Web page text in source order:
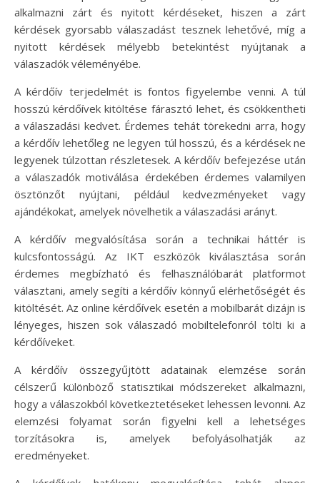
alkalmazni zárt és nyitott kérdéseket, hiszen a zárt
kérdések gyorsabb válaszadást tesznek lehetővé, míg a
nyitott kérdések mélyebb betekintést nyújtanak a
válaszadók véleményébe.
A kérdőív terjedelmét is fontos figyelembe venni. A túl
hosszú kérdőívek kitöltése fárasztó lehet, és csökkentheti
a válaszadási kedvet. Érdemes tehát törekedni arra, hogy
a kérdőív lehetőleg ne legyen túl hosszú, és a kérdések ne
legyenek túlzottan részletesek. A kérdőív befejezése után
a válaszadók motiválása érdekében érdemes valamilyen
ösztönzőt nyújtani, például kedvezményeket vagy
ajándékokat, amelyek növelhetik a válaszadási arányt.
A kérdőív megvalósítása során a technikai háttér is
kulcsfontosságú. Az IKT eszközök kiválasztása során
érdemes megbízható és felhasználóbarát platformot
választani, amely segíti a kérdőív könnyű elérhetőségét és
kitöltését. Az online kérdőívek esetén a mobilbarát dizájn is
lényeges, hiszen sok válaszadó mobiltelefonról tölti ki a
kérdőíveket.
A kérdőív összegyűjtött adatainak elemzése során
célszerű különböző statisztikai módszereket alkalmazni,
hogy a válaszokból következtetéseket lehessen levonni. Az
elemzési folyamat során figyelni kell a lehetséges
torzításokra is, amelyek befolyásolhatják az
eredményeket.